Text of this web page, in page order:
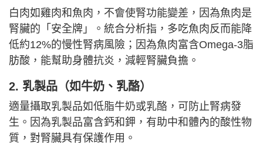
白肉如雞肉和魚肉，不會使腎功能變差，因為魚肉是
腎臟的「安全牌」。統合分析指，多吃魚肉反而能降
低約12%的慢性腎病風險；因為魚肉富含Omega-3脂
肪酸，能幫助身體抗炎，減輕腎臟負擔。
2. 乳製品（如牛奶、乳酪）
適量攝取乳製品如低脂牛奶或乳酪，可防止腎病發
生。因為乳製品富含鈣和鉀，有助中和體內的酸性物
質，對腎臟具有保護作用。